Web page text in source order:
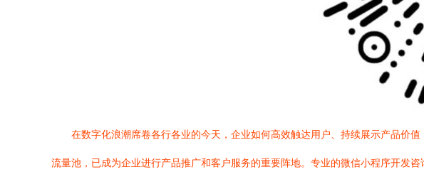
在数字化浪潮席卷各行各业的今天，企业如何高效触达用户、持续展示产品价
流量池，已成为企业进行产品推广和客户服务的重要阵地。专业的微信小程序开发